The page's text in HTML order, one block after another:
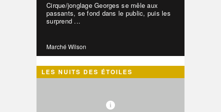
Cirque/jonglage Georges se mêle aux
passants, se fond dans le public, puis les
surprend ...
Marché Wilson
LES NUITS DES ÉTOILES